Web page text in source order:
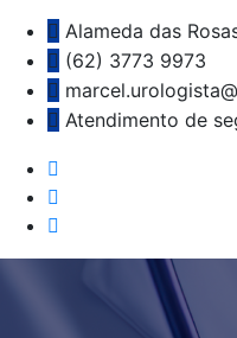
Alameda das
(62) 3773 9973
Atendimento de